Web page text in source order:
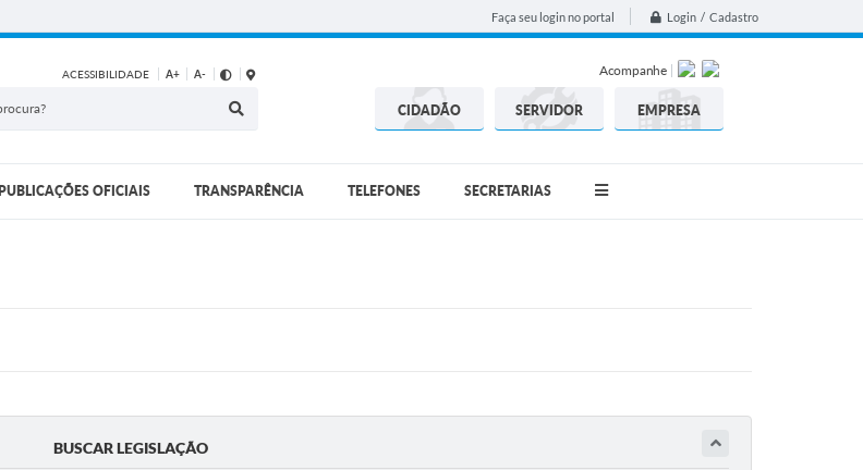
Faça seu login no portal Login / Cadastro
ACESSIBILIDADE A+ A- Acompanhe
CIDADÃO SERVIDOR EMPRESA
PUBLICAÇÕES OFICIAIS TRANSPARÊNCIA TELEFONES SECRETARIAS
BUSCAR LEGISLAÇÃO